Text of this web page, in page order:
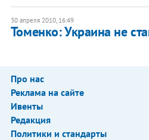
30 апреля 2010, 16:49
Томенко: Украина не
Про нас
Реклама на сайте
Ивенты
Редакция
Политики и стандарты